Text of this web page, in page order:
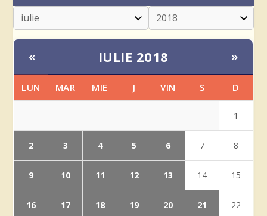
« IULIE 2018 »
LUN MAR MIE J VIN S D
1
2 3 4 5 6 7 8
9 10 11 12 13 14 15
16 17 18 19 20 21 22